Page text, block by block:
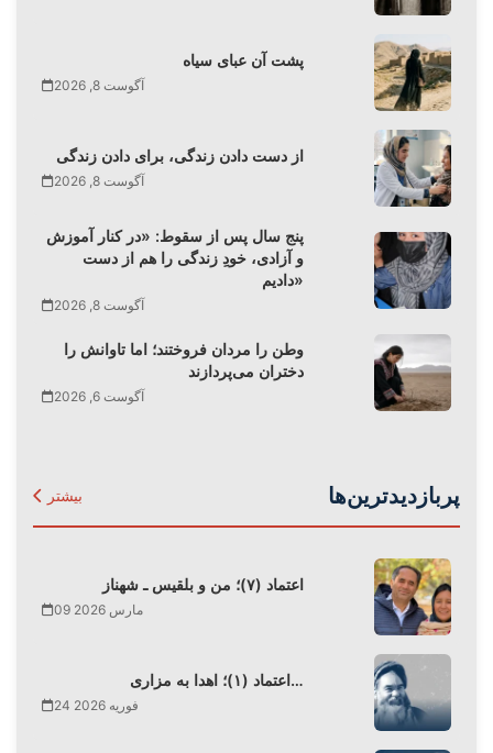
پشت آن عبای سیاه
آگوست 8, 2026
از دست دادن زندگی، برای دادن زندگی
آگوست 8, 2026
پنج سال پس از سقوط: «در کنار آموزش
و آزادی، خودِ زندگی را هم از دست
دادیم»
آگوست 8, 2026
وطن را مردان فروختند؛ اما تاوانش را
دختران می‌پردازند
آگوست 6, 2026
پربازدیدترین‌ها بیشتر
اعتماد (۷)؛ من و بلقیس ـ شهناز
09 مارس 2026
اعتماد (۱)؛ اهدا به مزاری…
24 فوریه 2026